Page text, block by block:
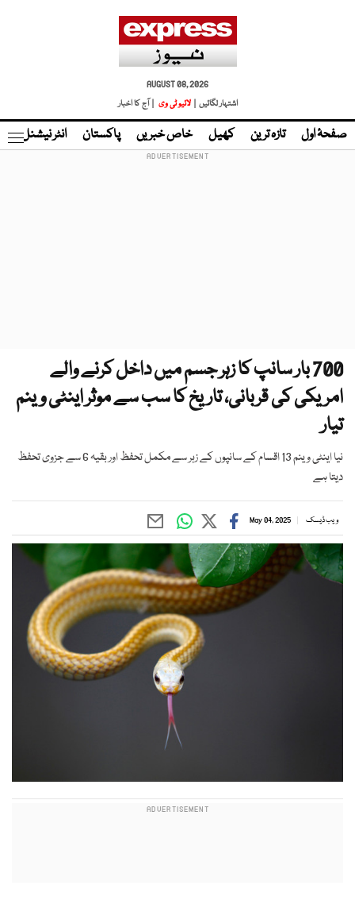
AUGUST 08, 2026
اشتہار لگائیں |
لائیو ٹی وی | آج کا اخبار
صفحۂ اول تازہ ترین کھیل خاص خبریں پاکستان انٹر نیشنل
700 بار سانپ کا زہر جسم میں داخل کرنے والے
امریکی کی قربانی، تاریخ کا سب سے موثر اینٹی وینم
تیار
نیا اینٹی وینم 13 اقسام کے سانپوں کے زہر سے مکمل تحفظ اور بقیہ 6 سے جزوی تحفظ
دیتا ہے
ویب ڈیسک May 04, 2025